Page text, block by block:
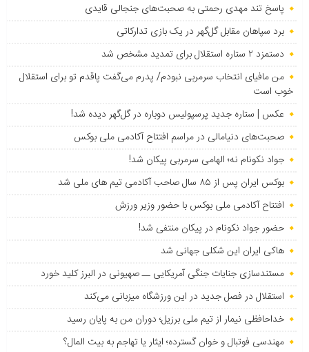
پاسخ تند مهدی رحمتی به صحبت‌های جنجالی قایدی
برد سپاهان مقابل گل‌گهر در یک بازی تدارکاتی
دستمزد ۲ ستاره استقلال برای تمدید مشخص شد
من مافیای انتخاب سرمربی نبودم/ پدرم می‌گفت پاقدم تو برای استقلال
خوب است
عکس | ستاره جدید پرسپولیس دوباره در گل‌گهر دیده شد!
صحبت‌های دنیامالی در مراسم افتتاح آکادمی ملی بوکس
جواد نکونام نه؛ الهامی سرمربی پیکان شد!
بوکس ایران پس از ۸۵ سال صاحب آکادمی تیم های ملی شد
افتتاح آکادمی ملی بوکس با حضور وزیر ورزش
حضور جواد نکونام در پیکان منتفی شد!
هاکی ایران این شکلی جهانی شد
مستندسازی جنایات جنگی آمریکایی ــ صهیونی در البرز کلید خورد
استقلال در فصل جدید در این ورزشگاه میزبانی می‌کند
خداحافظی نیمار از تیم ملی برزیل؛ دوران من به پایان رسید
مهندسی فوتبال و خوان گسترده؛ ایثار یا تهاجم به بیت المال؟